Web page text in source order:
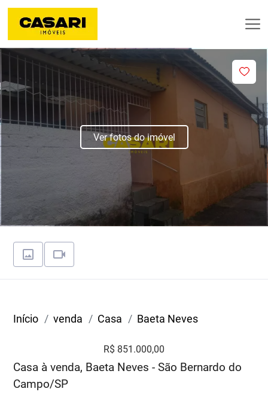
Ver fotos do imóvel
Início venda Casa Baeta Neves
R$ 851.000,00
Casa à venda, Baeta Neves - São Bernardo do
Campo/SP